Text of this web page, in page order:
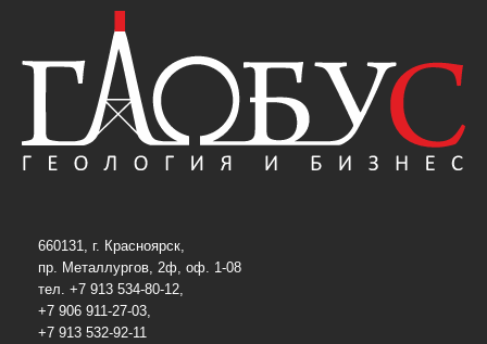
660131, г. Красноярск,
пр. Металлургов, 2ф, оф. 1-08
тел. +7 913 534-80-12,
+7 906 911-27-03,
+7 913 532-92-11